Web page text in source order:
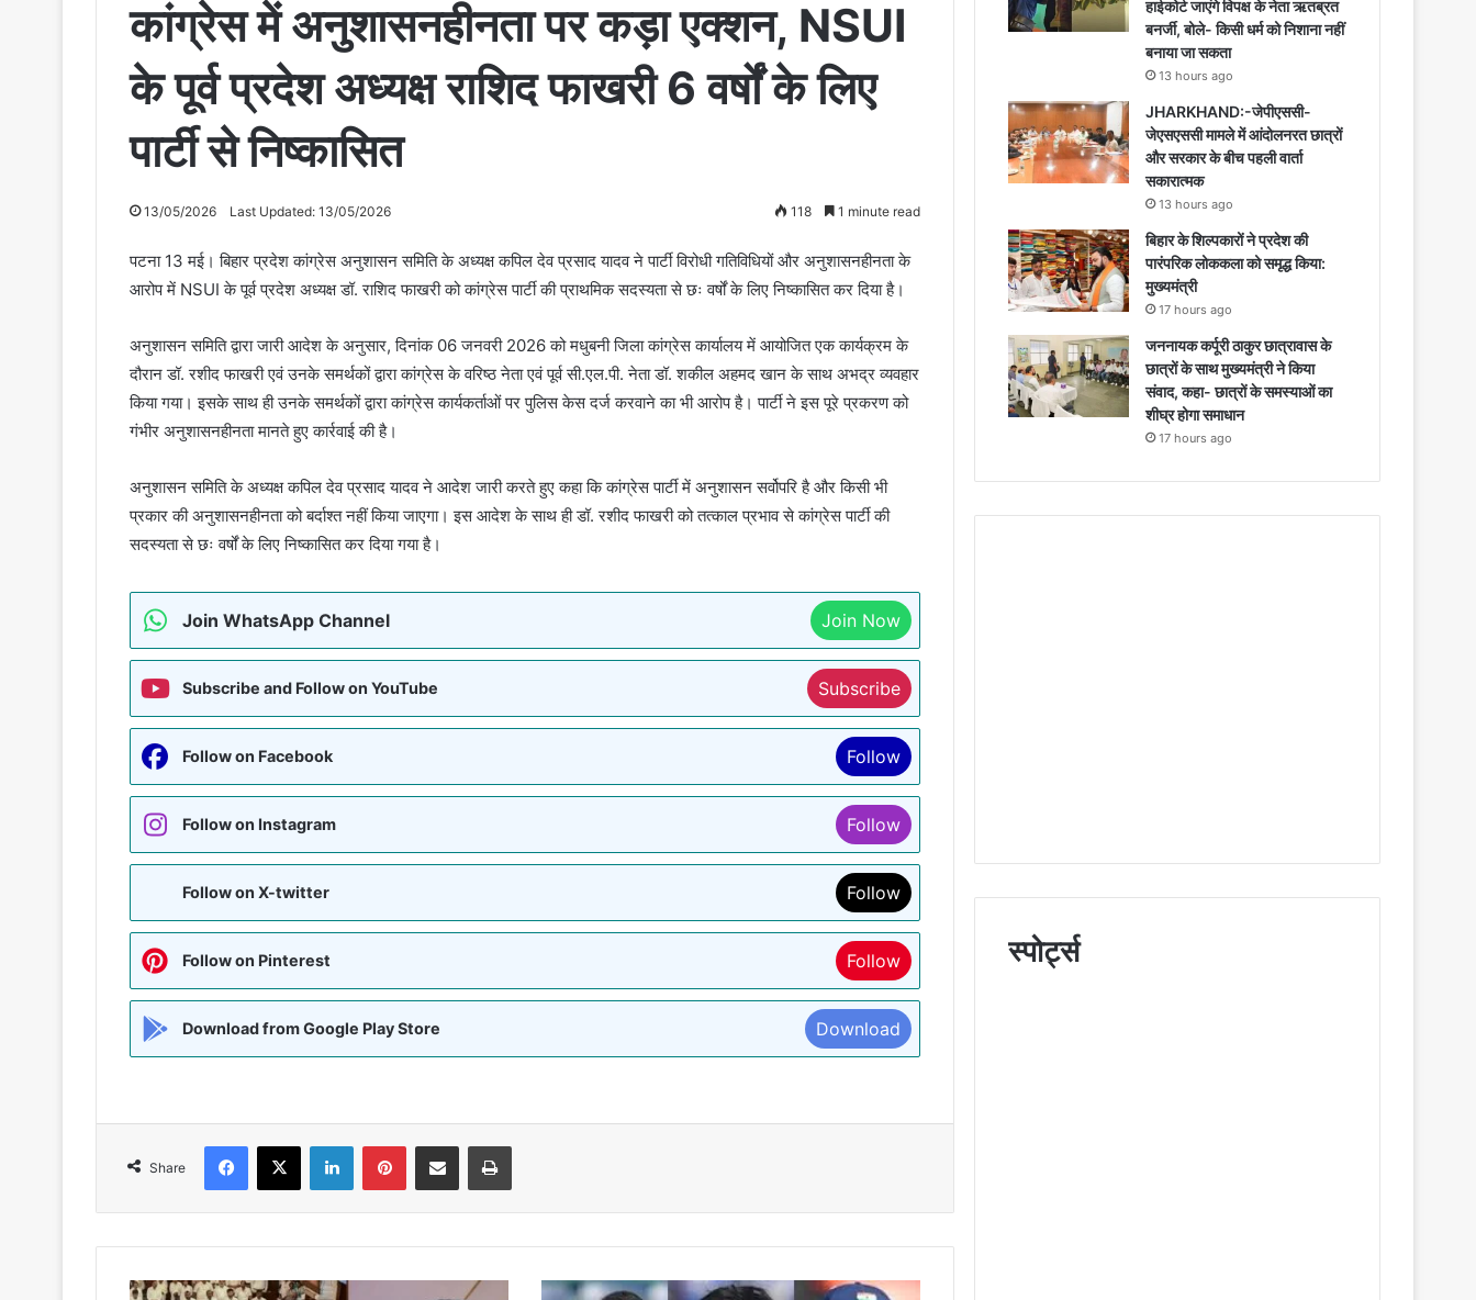
कांग्रेस में अनुशासनहीनता पर कड़ा एक्शन, NSUI
के पूर्व प्रदेश अध्यक्ष राशिद फाखरी 6 वर्षों के लिए
पार्टी से निष्कासित
13/05/2026 Last Updated: 13/05/2026 118 1 minute read
पटना 13 मई। बिहार प्रदेश कांग्रेस अनुशासन समिति के अध्यक्ष कपिल देव प्रसाद यादव ने पार्टी विरोधी गतिविधियों और अनुशासनहीनता के
आरोप में NSUI के पूर्व प्रदेश अध्यक्ष डॉ. राशिद फाखरी को कांग्रेस पार्टी की प्राथमिक सदस्यता से छः वर्षों के लिए निष्कासित कर दिया है।
अनुशासन समिति द्वारा जारी आदेश के अनुसार, दिनांक 06 जनवरी 2026 को मधुबनी जिला कांग्रेस कार्यालय में आयोजित एक कार्यक्रम के
दौरान डॉ. रशीद फाखरी एवं उनके समर्थकों द्वारा कांग्रेस के वरिष्ठ नेता एवं पूर्व सी.एल.पी. नेता डॉ. शकील अहमद खान के साथ अभद्र व्यवहार
किया गया। इसके साथ ही उनके समर्थकों द्वारा कांग्रेस कार्यकर्ताओं पर पुलिस केस दर्ज करवाने का भी आरोप है। पार्टी ने इस पूरे प्रकरण को
गंभीर अनुशासनहीनता मानते हुए कार्रवाई की है।
अनुशासन समिति के अध्यक्ष कपिल देव प्रसाद यादव ने आदेश जारी करते हुए कहा कि कांग्रेस पार्टी में अनुशासन सर्वोपरि है और किसी भी
प्रकार की अनुशासनहीनता को बर्दाश्त नहीं किया जाएगा। इस आदेश के साथ ही डॉ. रशीद फाखरी को तत्काल प्रभाव से कांग्रेस पार्टी की
सदस्यता से छः वर्षों के लिए निष्कासित कर दिया गया है।
Join WhatsApp Channel Join Now
Subscribe and Follow on YouTube Subscribe
Follow on Facebook Follow
Follow on Instagram Follow
Follow on X-twitter Follow
Follow on Pinterest Follow
Download from Google Play Store Download
Share
Facebook
X LinkedInPinterestShare via Email Print
तमिलनाडु
ICC
हाईकोर्ट जाएंगे विपक्ष के नेता ऋतब्रत
बनर्जी, बोले- किसी धर्म को निशाना नहीं
बनाया जा सकता
13 hours ago
JHARKHAND:-जेपीएससी-
जेएसएससी मामले में आंदोलनरत छात्रों
और सरकार के बीच पहली वार्ता
सकारात्मक
13 hours ago
बिहार के शिल्पकारों ने प्रदेश की
पारंपरिक लोककला को समृद्ध किया:
मुख्यमंत्री
17 hours ago
जननायक कर्पूरी ठाकुर छात्रावास के
छात्रों के साथ मुख्यमंत्री ने किया
संवाद, कहा- छात्रों के समस्याओं का
शीघ्र होगा समाधान
17 hours ago
स्पोर्ट्स